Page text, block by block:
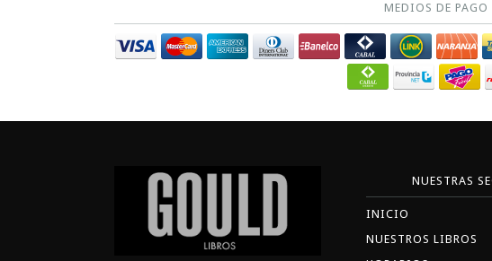
MEDIOS DE PAGO
NUESTRAS
INICIO
NUESTROS LIBROS